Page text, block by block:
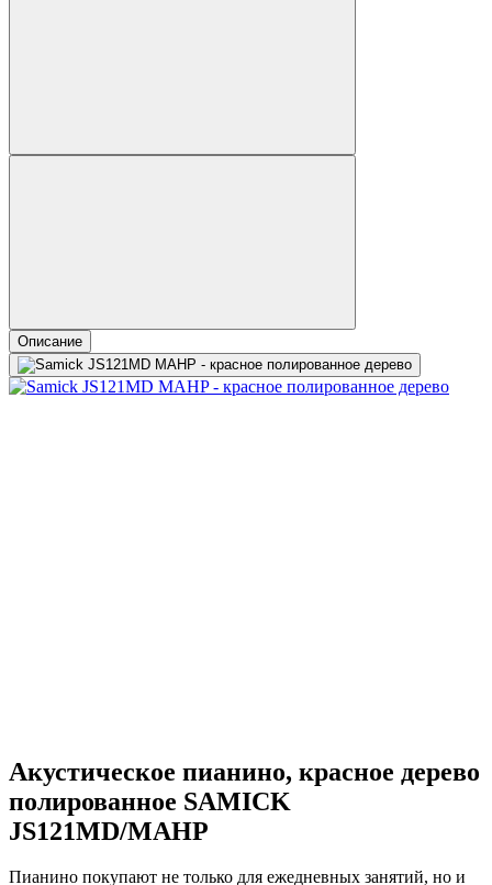
Описание
Акустическое пианино, красное дерево
полированное SAMICK
JS121MD/MAHP
Пианино покупают не только для ежедневных занятий, но и